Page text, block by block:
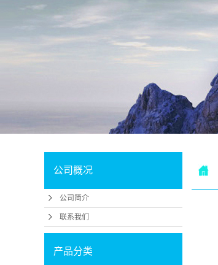
公司概况
公司简介
联系我们
产品分类